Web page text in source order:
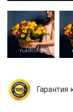
Гарантия